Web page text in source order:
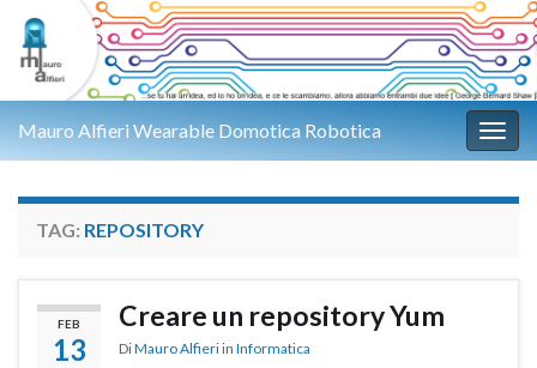
Mauro Alfieri Wearable Domotica Robotica
TAG: REPOSITORY
FEB
13
Creare un repository Yum
DiMauro Alfieri in Informatica